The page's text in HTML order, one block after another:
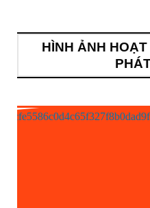
HÌNH ẢNH